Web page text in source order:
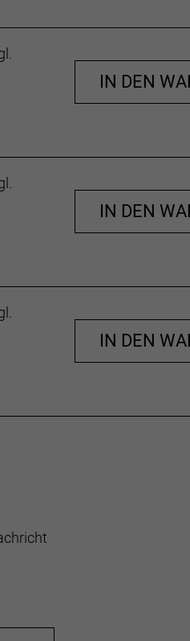
IN DEN
IN DEN
IN DEN